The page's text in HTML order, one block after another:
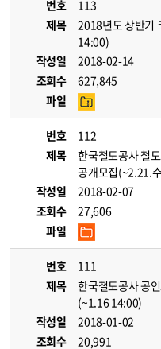
번호
113
제목
2018년도 상반기
14:00)
작성일
2018-02-14
조회수
627,845
파일
번호
112
제목
한국철도공사 철
공개모집(~2.21.
작성일
2018-02-07
조회수
27,606
파일
번호
111
제목
한국철도공사 공
(~1.16 14:00)
작성일
2018-01-02
조회수
20,991